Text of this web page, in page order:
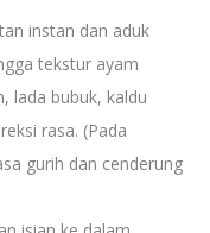
instan dan aduk
tekstur ayam
lada bubuk, kaldu
rasa. (Pada
gurih dan cenderung